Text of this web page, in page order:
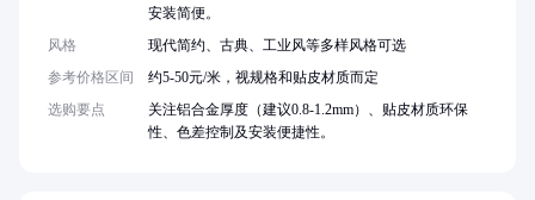
安装简便。
风格
现代简约、古典、工业风等多样风格可选
参考价格区间
约5-50元/米，视规格和贴皮材质而定
选购要点
关注铝合金厚度（建议0.8-1.2mm）、贴皮材质环保
性、色差控制及安装便捷性。